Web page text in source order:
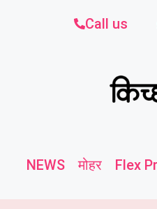
Call us
NEWS मोहर Flex